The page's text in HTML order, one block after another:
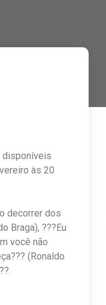
disponíveis
às 20
decorrer dos
Braga), ???Eu
você não
(Ronaldo